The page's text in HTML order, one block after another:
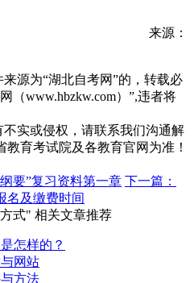
来源：
源为“湖北自考网”的，转载必
（www.hbzkw.com）”,违者将
实或侵权，请联系我们沟通解
育考试院及各教育官网为准！
要”复习资料第一章 下一篇：
名及缴费时间
式" 相关文章推荐
怎样的？
网站
方法